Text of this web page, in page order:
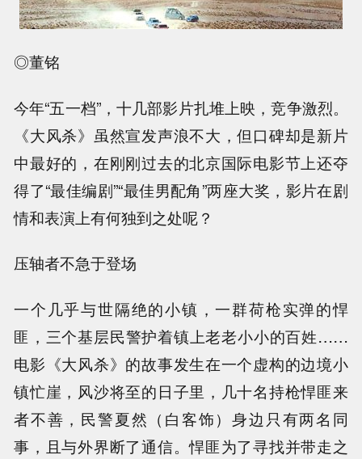
◎董铭
今年“五一档”，十几部影片扎堆上映，竞争激烈。
《大风杀》虽然宣发声浪不大，但口碑却是新片
中最好的，在刚刚过去的北京国际电影节上还夺
得了“最佳编剧”“最佳男配角”两座大奖，影片在剧
情和表演上有何独到之处呢？
压轴者不急于登场
一个几乎与世隔绝的小镇，一群荷枪实弹的悍
匪，三个基层民警护着镇上老老小小的百姓……
电影《大风杀》的故事发生在一个虚构的边境小
镇忙崖，风沙将至的日子里，几十名持枪悍匪来
者不善，民警夏然（白客饰）身边只有两名同
事，且与外界断了通信。悍匪为了寻找并带走之